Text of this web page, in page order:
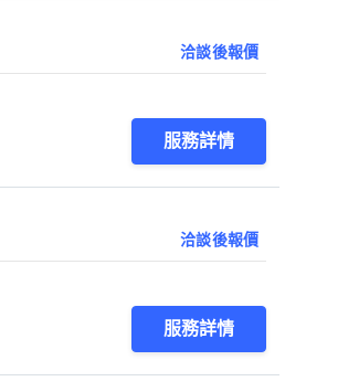
洽談後報價
服務詳情
洽談後報價
服務詳情